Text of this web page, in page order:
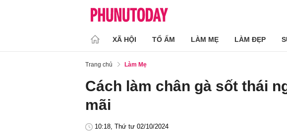
XÃ HỘI TỔ ẤM LÀM MẸ LÀM ĐẸP
Trang chủ Làm Mẹ
Cách làm chân gà sốt thái
mãi
10:18, Thứ tư 02/10/2024